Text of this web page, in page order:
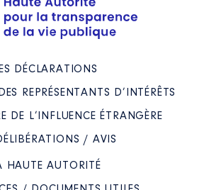
DÉCLARATIONS
REPRÉSENTANTS D’INTÉRÊTS
DE L’INFLUENCE ÉTRANGÈRE
/ AVIS
HAUTE AUTORITÉ